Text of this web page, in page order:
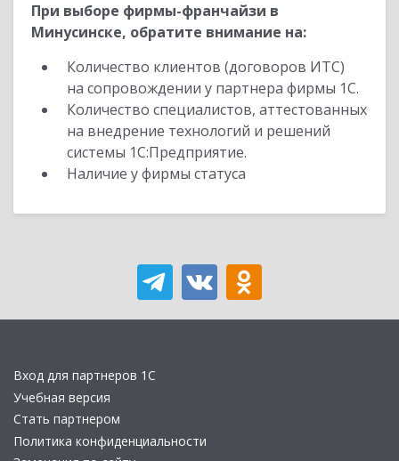
При выборе фирмы-франчайзи в
Минусинске, обратите внимание на:
Количество клиентов (договоров ИТС)
на сопровождении у партнера фирмы 1С.
Количество специалистов, аттестованных
на внедрение технологий и решений
системы 1С:Предприятие.
Наличие у фирмы статуса
Вход для партнеров 1С
Учебная версия
Стать партнером
Политика конфиденциальности